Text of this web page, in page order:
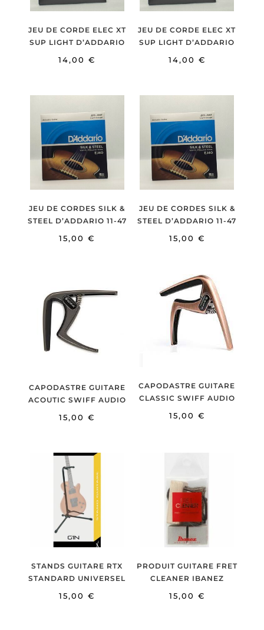
JEU DE CORDE ELEC XT
SUP LIGHT D’ADDARIO
14,00€
JEU DE CORDE ELEC XT
SUP LIGHT D’ADDARIO
14,00 €
JEU DE CORDES SILK &
STEEL D’ADDARIO 11-47
15,00€
JEU DE CORDES SILK &
STEEL D’ADDARIO 11-47
15,00 €
CAPODASTRE GUITARE
ACOUTIC SWIFF AUDIO
15,00€
CAPODASTRE GUITARE
CLASSIC SWIFF AUDIO
15,00 €
STANDS GUITARE RTX
STANDARD UNIVERSEL
15,00€
PRODUIT GUITARE FRET
CLEANER IBANEZ
15,00 €